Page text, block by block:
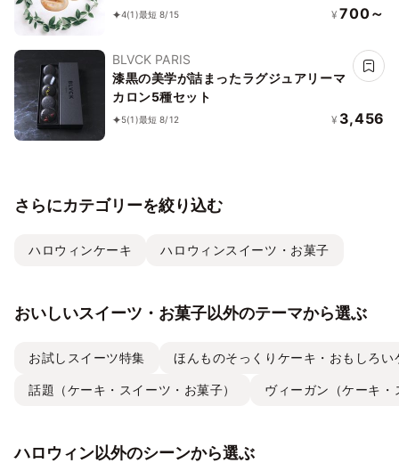
ッツ 王道プレーン味
4(1)最短 8/15 ¥ 700～
BLVCK PARIS
漆黒の美学が詰まったラグジュアリーマ
カロン5種セット
5(1)最短 8/12 ¥ 3,456
さらにカテゴリーを絞り込む
ハロウィンケーキ ハロウィンスイーツ・お菓子
おいしいスイーツ・お菓子以外のテーマから選ぶ
お試しスイーツ特集 ほんものそっくりケーキ・おもしろい
話題（ケーキ・スイーツ・お菓子） ヴィーガン（ケーキ
ハロウィン以外のシーンから選ぶ